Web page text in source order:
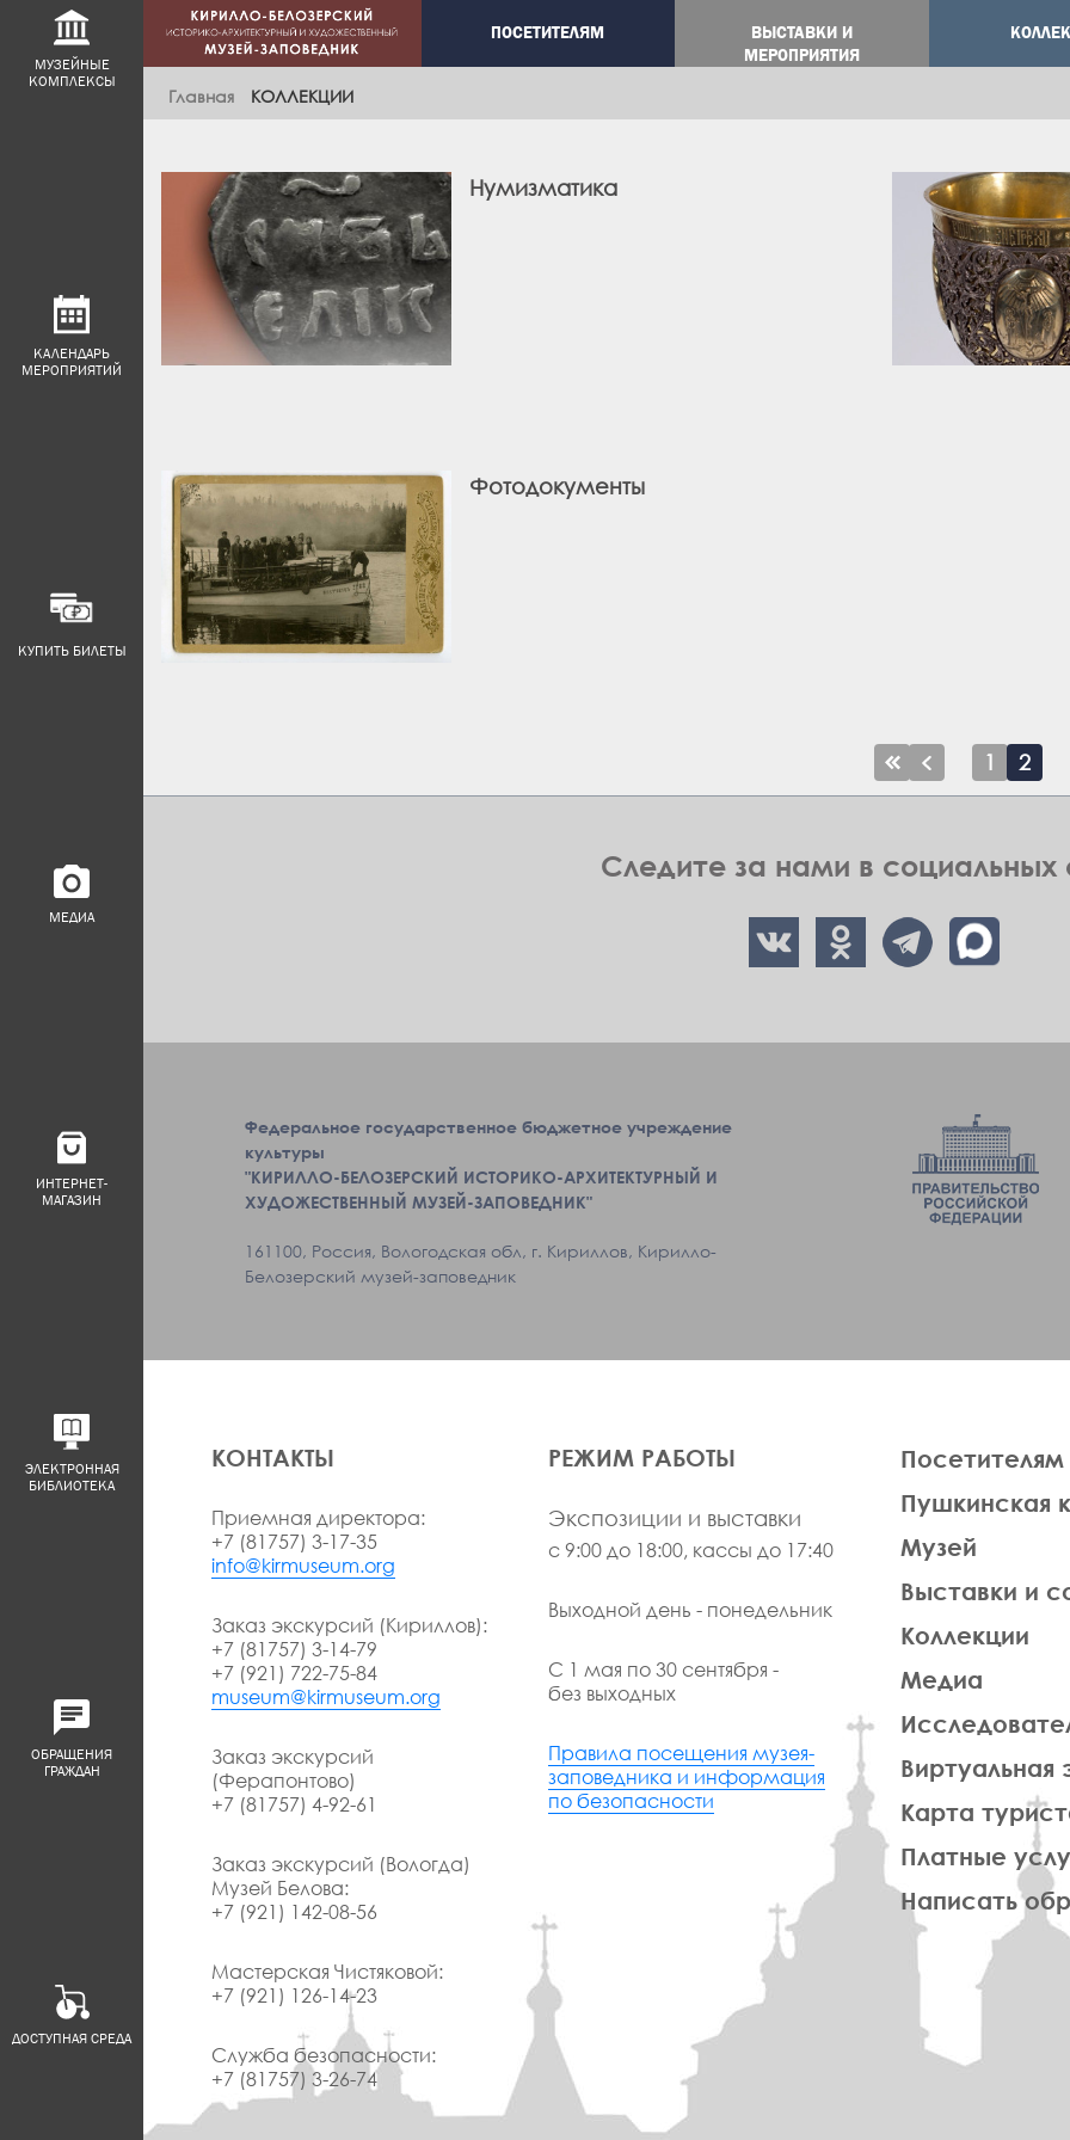
МУЗЕЙНЫЕ
КОМПЛЕКСЫ
КАЛЕНДАРЬ
МЕРОПРИЯТИЙ
КУПИТЬ БИЛЕТЫ
МЕДИА
ИНТЕРНЕТ-
МАГАЗИН
ЭЛЕКТРОННАЯ
БИБЛИОТЕКА
ОБРАЩЕНИЯ
ГРАЖДАН
ДОСТУПНАЯ СРЕДА
Main
navigation
ПОСЕТИТЕЛЯМ
ВЫСТАВКИ И
МЕРОПРИЯТИЯ
Главная КОЛЛЕКЦИИ
Нумизматика
Фотодокументы
Первая
страница
Предыдущая
страница
Page
1 2
Следите за нами в социальных
Федеральное государственное бюджетное учреждение
культуры
"КИРИЛЛО-БЕЛОЗЕРСКИЙ ИСТОРИКО-АРХИТЕКТУРНЫЙ И
ХУДОЖЕСТВЕННЫЙ МУЗЕЙ-ЗАПОВЕДНИК"
161100, Россия, Вологодская обл, г. Кириллов, Кирилло-
Белозерский музей-заповедник
КОНТАКТЫ
Приемная директора:
+7 (81757) 3-17-35
info@kirmuseum.org
Заказ экскурсий (Кириллов):
+7 (81757) 3-14-79
+7 (921) 722-75-84
museum@kirmuseum.org
Заказ экскурсий
(Ферапонтово)
+7 (81757) 4-92-61
Заказ экскурсий (Вологда)
Музей Белова:
+7 (921) 142-08-56
Мастерская Чистяковой:
+7 (921) 126-14-23
Служба безопасности:
+7 (81757) 3-26-74
РЕЖИМ РАБОТЫ
Экспозиции и выставки
с 9:00 до 18:00, кассы до 17:40
Выходной день - понедельник
С 1 мая по 30 сентября -
без выходных
Правила посещения музея-
заповедника и информация
по безопасности
ЛЕВАЯ
ЧАСТЬ
ФУТЕР
Посетителям
Пушкинская
Музей
Выставки и
Коллекции
Медиа
Виртуальная
Карта
Платные
Написать